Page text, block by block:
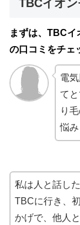
TBCイオ
まずは、TBCイ
の口コミをチェ
電
て
り
悩み
私は人と話し
TBCに行き、
かげで、他人